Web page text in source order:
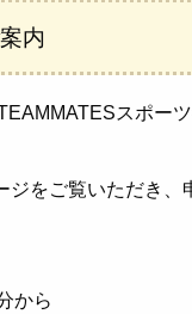
内
スポー
をご覧いただき
から